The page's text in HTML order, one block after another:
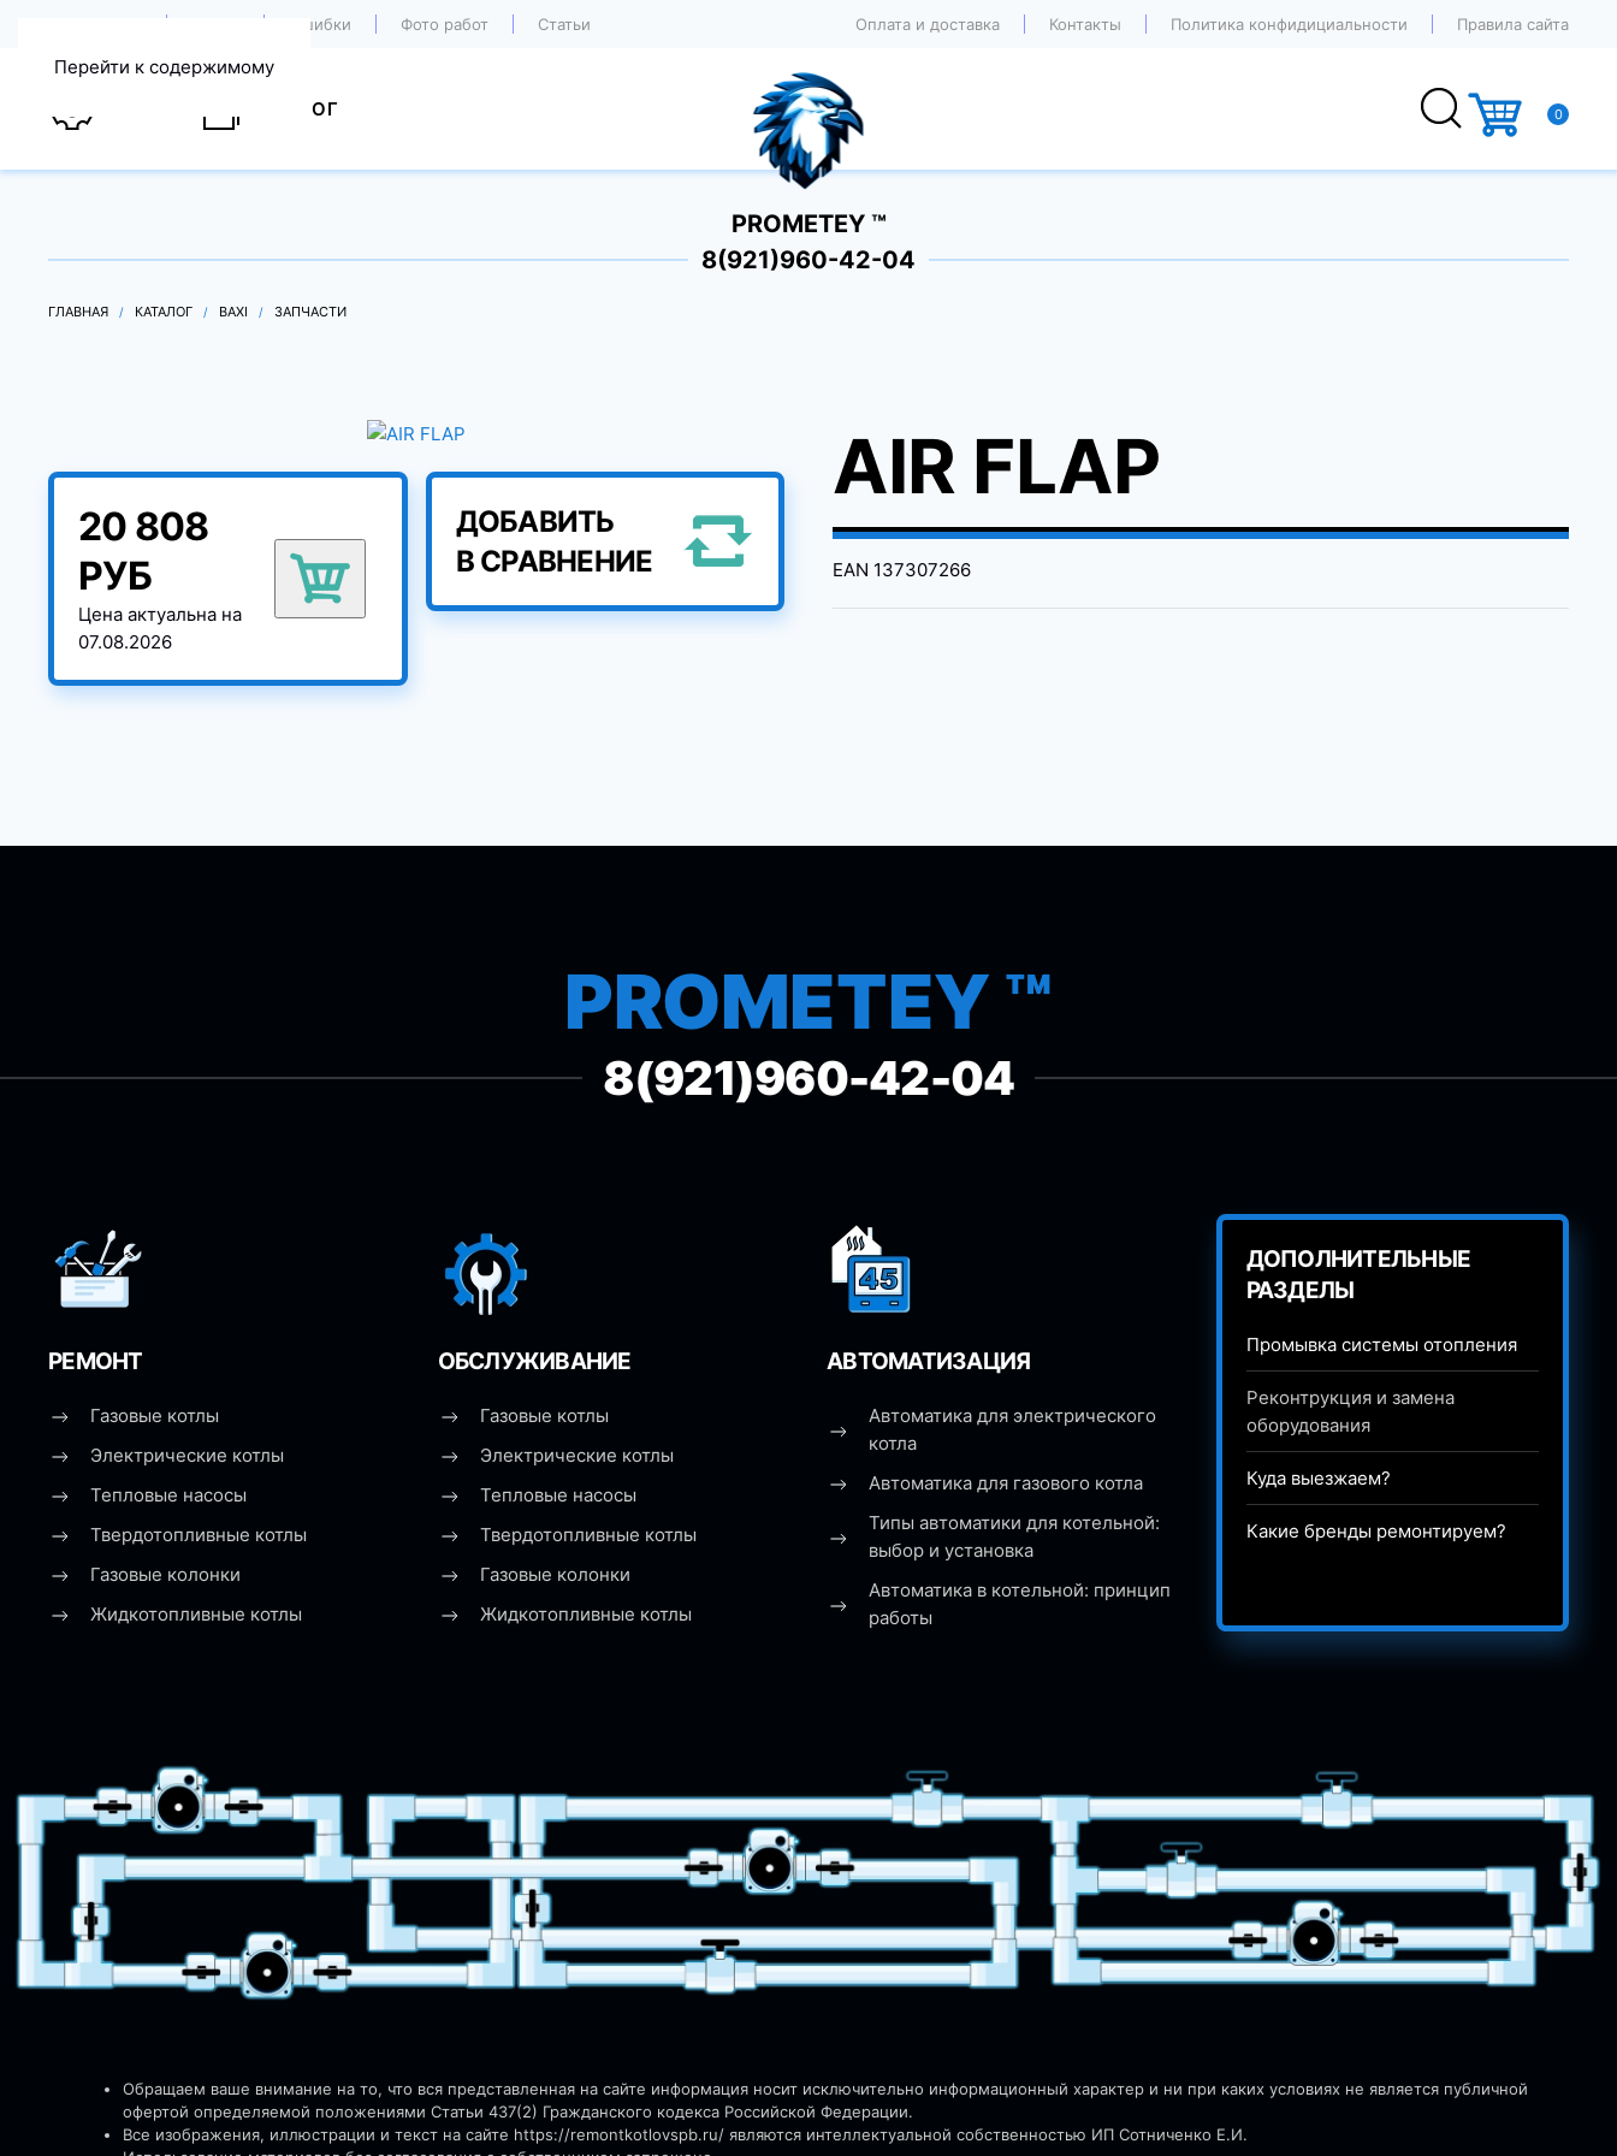
Перейти к содержимому
Ошибки Фото работ Статьи Оплата и доставка Контакты Политика конфидициальности Правила сайта
КАТАЛОГ 0
PROMETEY ™
8(921)960-42-04
ГЛАВНАЯ КАТАЛОГ BAXI ЗАПЧАСТИ
20 808
РУБ
Цена актуальна на
07.08.2026
ДОБАВИТЬ
В СРАВНЕНИЕ
AIR FLAP
EAN 137307266
PROMETEY ™
8(921)960-42-04
РЕМОНТ
Газовые котлы
Электрические котлы
Тепловые насосы
Твердотопливные котлы
Газовые колонки
Жидкотопливные котлы
ОБСЛУЖИВАНИЕ
Газовые котлы
Электрические котлы
Тепловые насосы
Твердотопливные котлы
Газовые колонки
Жидкотопливные котлы
АВТОМАТИЗАЦИЯ
Автоматика для электрического
котла
Автоматика для газового котла
Типы автоматики для котельной:
выбор и установка
Автоматика в котельной: принцип
работы
ДОПОЛНИТЕЛЬНЫЕ
РАЗДЕЛЫ
Промывка системы отопления
Реконтрукция и замена
оборудования
Куда выезжаем?
Какие бренды ремонтируем?
Обращаем ваше внимание на то, что вся представленная на сайте информация носит исключительно информационный характер и ни при каких условиях не является публичной
офертой определяемой положениями Статьи 437(2) Гражданского кодекса Российской Федерации.
Все изображения, иллюстрации и текст на сайте https://remontkotlovspb.ru/ являются интеллектуальной собственностью ИП Сотниченко Е.И.